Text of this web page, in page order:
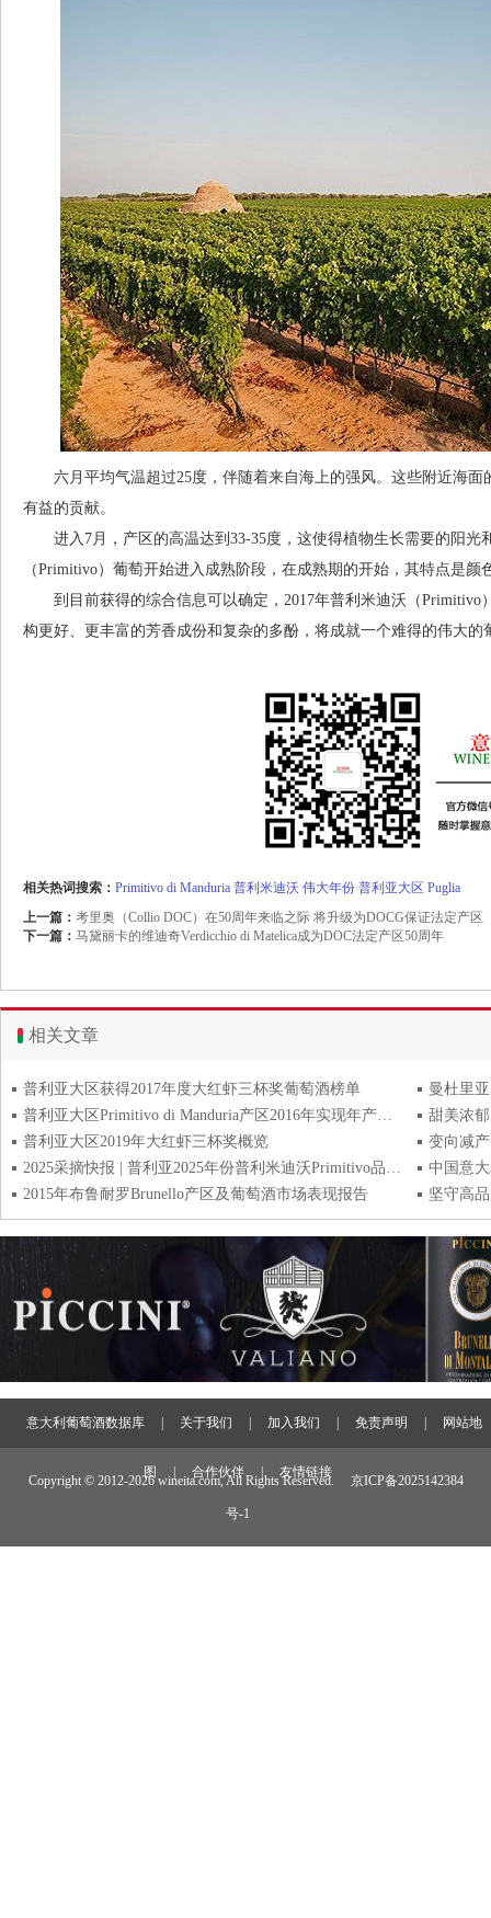
六月平均气温超过25度，伴随着来自海上的强风。这些附近海面
有益的贡献。
进入7月，产区的高温达到33-35度，这使得植物生长需要的阳光
（Primitivo）葡萄开始进入成熟阶段，在成熟期的开始，其特点是
到目前获得的综合信息可以确定，2017年普利米迪沃（Primitivo
构更好、更丰富的芳香成份和复杂的多酚，将成就一个难得的伟大的
相关热词搜索： Primitivo di Manduria 普利米迪沃 伟大年份 普利亚大区 Puglia
上一篇： 考里奥（Collio DOC）在50周年来临之际 将升级为DOCG保证法定产区
下一篇： 马黛丽卡的维迪奇Verdicchio di Matelica成为DOC法定产区50周年
相关文章
普利亚大区获得2017年度大红虾三杯奖葡萄酒榜单
普利亚大区Primitivo di Manduria产区2016年实现年产值超8000万欧元
甜美浓
普利亚大区2019年大红虾三杯奖概览
2025采摘快报 | 普利亚2025年份普利米迪沃Primitivo品质优异 未来五年继续控产提质
中国意
2015年布鲁耐罗Brunello产区及葡萄酒市场表现报告
坚守高
意大利葡萄酒数据库 关于我们 加入我们 免责声明 网站地
图 合作伙伴 友情链接
Copyright © 2012-2026 wineita.com, All Rights Reserved. 京ICP备2025142384
号-1